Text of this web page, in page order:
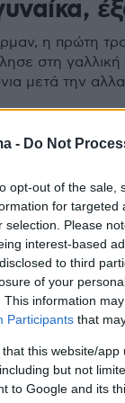
- Do Not
opt-out of the sale,
for targeted
selection. Please
interest-based
to third
of your
This information
Participants that
that this website/
but not
to Google and its
η πρώτη
στη
μετά την
η Σαπίρ
χρονικά του
με
2